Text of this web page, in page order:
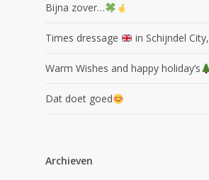
Bijna zover…
Times dressage in Schijndel City,
Warm Wishes and happy holiday’s
Dat doet goed
Archieven